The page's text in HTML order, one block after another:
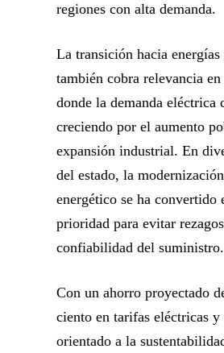
regiones con alta demanda.
La transición hacia energías
también cobra relevancia
donde la demanda eléctrica
creciendo por el aumento
expansión industrial. En
del estado, la
energético se ha convertido
prioridad para evitar
confiabilidad del suministro.
Con un ahorro proyectado
ciento en tarifas eléctricas y
orientado a la